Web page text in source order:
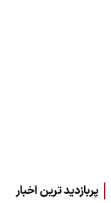
پربازدید ترین اخبار